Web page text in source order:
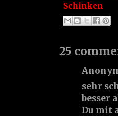
Schinken
25
sehr
besser
Du mit